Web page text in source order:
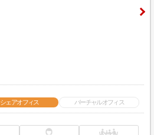
シェアオフィス バーチャルオフィス